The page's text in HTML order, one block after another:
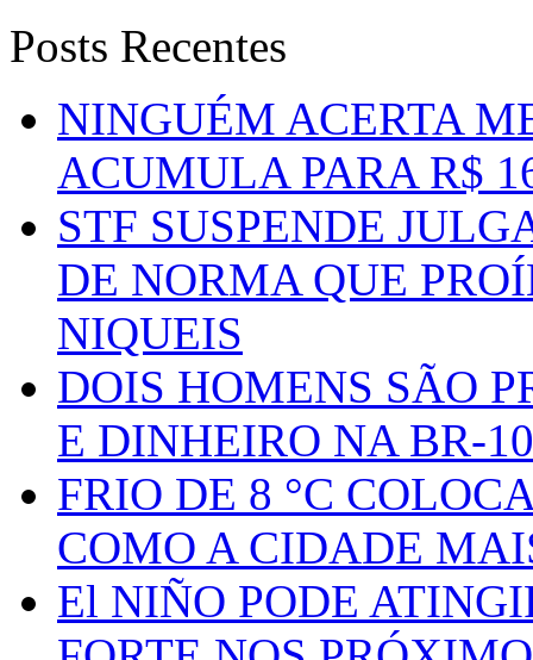
Posts Recentes
NINGUÉM ACERTA
ACUMULA PARA R$
STF SUSPENDE
DE NORMA QUE
NIQUEIS
DOIS HOMENS SÃO
E DINHEIRO NA BR-
FRIO DE 8 °C
COMO A CIDADE
El NIÑO PODE